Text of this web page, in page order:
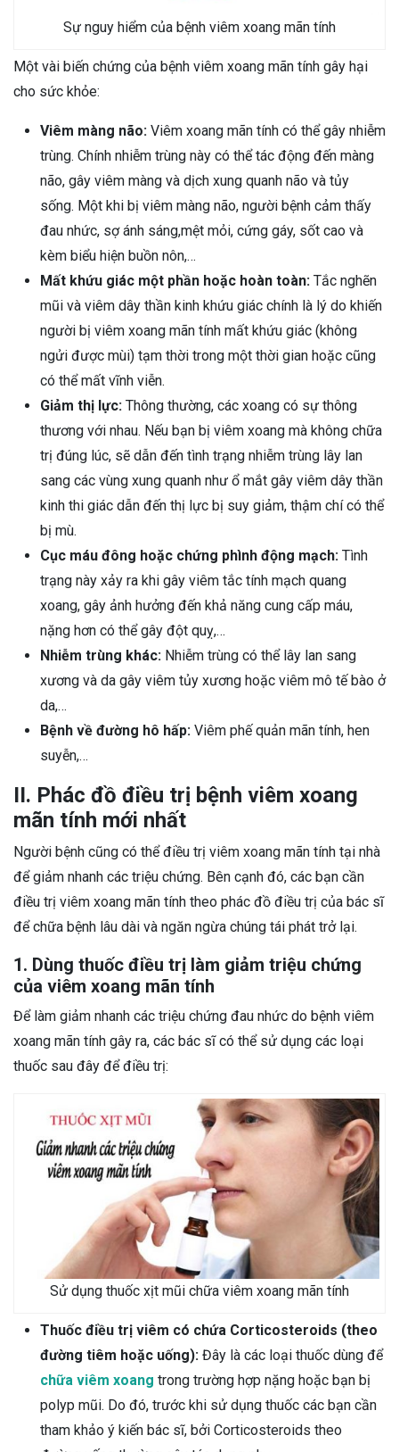
Sự nguy hiểm của bệnh viêm xoang mãn tính
Một vài biến chứng của bệnh viêm xoang mãn tính gây hại
cho sức khỏe:
Viêm màng não: Viêm xoang mãn tính có thể gây nhiễm
trùng. Chính nhiễm trùng này có thể tác động đến màng
não, gây viêm màng và dịch xung quanh não và tủy
sống. Một khi bị viêm màng não, người bệnh cảm thấy
đau nhức, sợ ánh sáng,mệt mỏi, cứng gáy, sốt cao và
kèm biểu hiện buồn nôn,…
Mất khứu giác một phần hoặc hoàn toàn: Tắc nghẽn
mũi và viêm dây thần kinh khứu giác chính là lý do khiến
người bị viêm xoang mãn tính mất khứu giác (không
ngửi được mùi) tạm thời trong một thời gian hoặc cũng
có thể mất vĩnh viễn.
Giảm thị lực: Thông thường, các xoang có sự thông
thương với nhau. Nếu bạn bị viêm xoang mà không chữa
trị đúng lúc, sẽ dẫn đến tình trạng nhiễm trùng lây lan
sang các vùng xung quanh như ổ mắt gây viêm dây thần
kinh thi giác dẫn đến thị lực bị suy giảm, thậm chí có thể
bị mù.
Cục máu đông hoặc chứng phình động mạch: Tình
trạng này xảy ra khi gây viêm tắc tính mạch quang
xoang, gây ảnh hưởng đến khả năng cung cấp máu,
nặng hơn có thể gây đột quỵ,…
Nhiễm trùng khác: Nhiễm trùng có thể lây lan sang
xương và da gây viêm tủy xương hoặc viêm mô tế bào ở
da,…
Bệnh về đường hô hấp: Viêm phế quản mãn tính, hen
suyễn,…
II. Phác đồ điều trị bệnh viêm xoang
mãn tính mới nhất
Người bệnh cũng có thể điều trị viêm xoang mãn tính tại nhà
để giảm nhanh các triệu chứng. Bên cạnh đó, các bạn cần
điều trị viêm xoang mãn tính theo phác đồ điều trị của bác sĩ
để chữa bệnh lâu dài và ngăn ngừa chúng tái phát trở lại.
1. Dùng thuốc điều trị làm giảm triệu chứng
của viêm xoang mãn tính
Để làm giảm nhanh các triệu chứng đau nhức do bệnh viêm
xoang mãn tính gây ra, các bác sĩ có thể sử dụng các loại
thuốc sau đây để điều trị:
Sử dụng thuốc xịt mũi chữa viêm xoang mãn tính
Thuốc điều trị viêm có chứa Corticosteroids (theo
đường tiêm hoặc uống): Đây là các loại thuốc dùng để
chữa viêm xoang trong trường hợp nặng hoặc bạn bị
polyp mũi. Do đó, trước khi sử dụng thuốc các bạn cần
tham khảo ý kiến bác sĩ, bởi Corticosteroids theo